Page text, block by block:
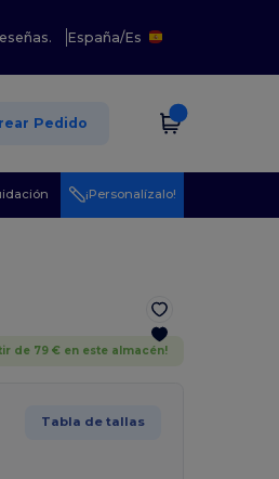
España/Es
Pedido
¡Personalízalo!
de 79 € en este almacén!
Tabla de tallas